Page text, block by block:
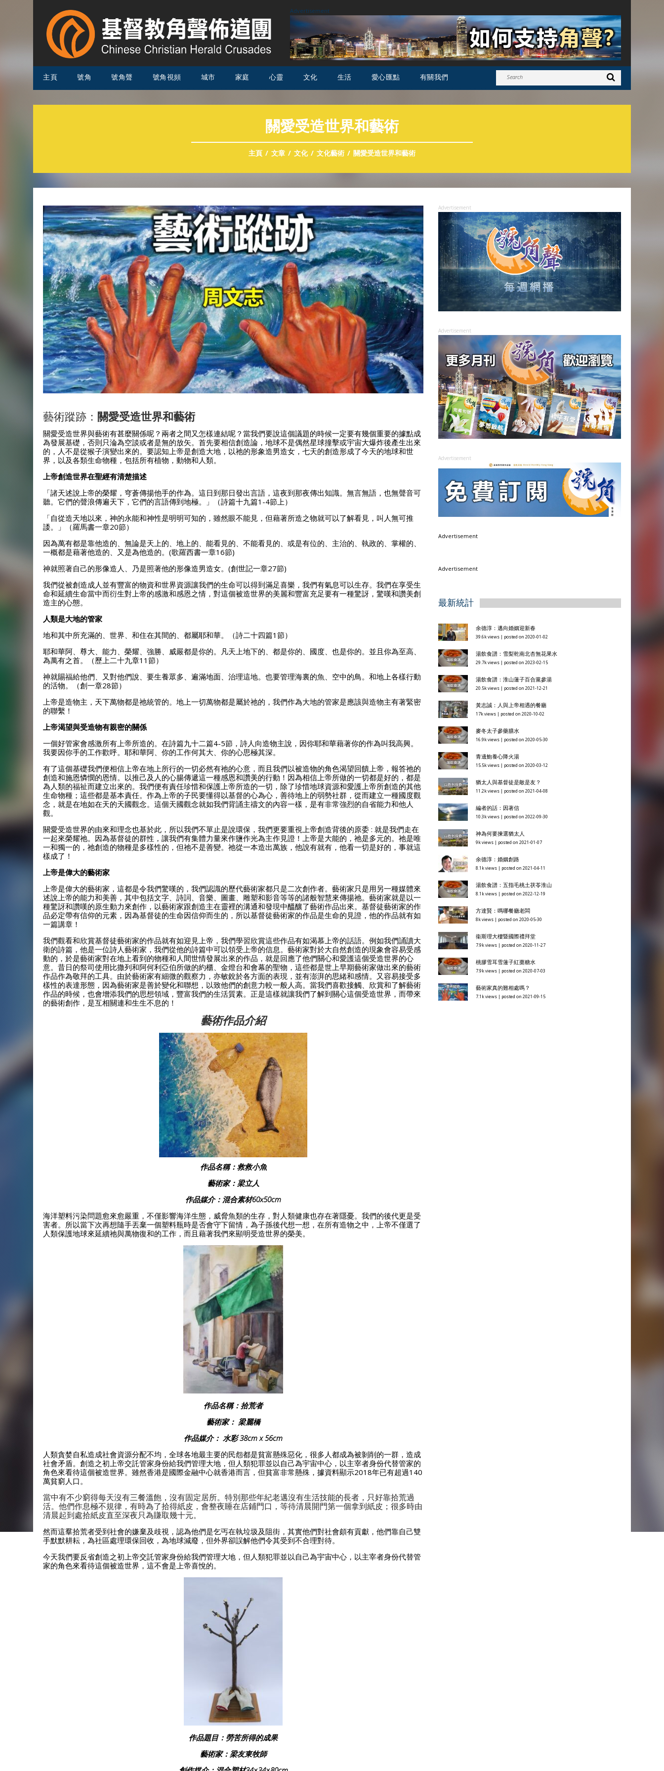
Advertisement
主頁 號角 號角聲 號角視頻 城市 家庭 心靈 文化 生活 愛心匯點 有關我們
關愛受造世界和藝術
主頁 文章 文化 文化藝術 關愛受造世界和藝術
藝術蹤跡： 關愛受造世界和藝術
關愛受造世界與藝術有甚麼關係呢？兩者之間又怎樣連結呢？當我們要說這個議題的時候一定要有幾個重要的據點成
為發展基礎，否則只淪為空談或者是無的放矢。首先要相信創造論，地球不是偶然星球撞擊或宇宙大爆炸後產生出來
的，人不是從猴子演變出來的。要認知上帝是創造大地，以祂的形象造男造女，七天的創造形成了今天的地球和世
界，以及各類生命物種，包括所有植物，動物和人類。
上帝創造世界在聖經有清楚描述
「諸天述說上帝的榮耀，穹蒼傳揚他手的作為。這日到那日發出言語，這夜到那夜傳出知識。無言無語，也無聲音可
聽。它們的聲浪傳遍天下，它們的言語傳到地極。」（詩篇十九篇1-4節上）
「自從造天地以來，神的永能和神性是明明可知的，雖然眼不能見，但藉著所造之物就可以了解看見，叫人無可推
諉。」（羅馬書一章20節）
因為萬有都是靠他造的、無論是天上的、地上的、能看見的、不能看見的、或是有位的、主治的、執政的、掌權的、
一概都是藉著他造的、又是為他造的。(歌羅西書一章16節)
神就照著自己的形像造人、乃是照著他的形像造男造女。(創世記一章27節)
我們從被創造成人並有豐富的物資和世界資源讓我們的生命可以得到滿足喜樂，我們有氣息可以生存。我們在享受生
命和延續生命當中而衍生對上帝的感激和感恩之情，對這個被造世界的美麗和豐富充足要有一種驚訝，驚嘆和讚美創
造主的心態。
人類是大地的管家
地和其中所充滿的、世界、和住在其間的、都屬耶和華。（詩二十四篇1節）
耶和華阿、尊大、能力、榮耀、強勝、威嚴都是你的。凡天上地下的、都是你的、國度、也是你的。並且你為至高、
為萬有之首。（歷上二十九章11節）
神就賜福給他們、又對他們說、要生養眾多、遍滿地面、治理這地。也要管理海裏的魚、空中的鳥。和地上各樣行動
的活物。（創一章28節）
上帝是造物主，天下萬物都是祂統管的。地上一切萬物都是屬於祂的，我們作為大地的管家是應該與造物主有著緊密
的聯繫！
上帝渴望與受造物有親密的關係
一個好管家會感激所有上帝所造的。在詩篇九十二篇4-5節，詩人向造物主說，因你耶和華藉著你的作為叫我高興。
我要因你手的工作歡呼。耶和華阿、你的工作何其大、你的心思極其深。
有了這個基礎我們便相信上帝在地上所行的一切必然有祂的心意，而且我們以被造物的角色渴望回饋上帝，報答祂的
創造和施恩憐憫的恩情。以推己及人的心腸傳遞這一種感恩和讚美的行動！因為相信上帝所做的一切都是好的，都是
為人類的福祉而建立出來的。我們便有責任珍惜和保護上帝所造的一切，除了珍惜地球資源和愛護上帝所創造的其他
生命物種；這些都是基本責任。作為上帝的子民要懂得以基督的心為心，善待地上的弱勢社群，從而建立一種國度觀
念，就是在地如在天的天國觀念。這個天國觀念就如我們背誦主禱文的內容一樣，是有非常強烈的自省能力和他人
觀。
關愛受造世界的由來和理念也基於此，所以我們不單止是說環保，我們更要重視上帝創造背後的原委 : 就是我們走在
一起來榮耀祂。因為基督徒的群性，讓我們有集體力量來作鹽作光為主作見證！上帝是大能的，祂是多元的。祂是唯
一和獨一的，祂創造的物種是多樣性的，但祂不是善變。祂從一本造出萬族，他說有就有，他看一切是好的，事就這
樣成了！
上帝是偉大的藝術家
上帝是偉大的藝術家，這都是令我們驚嘆的，我們認識的歷代藝術家都只是二次創作者。藝術家只是用另一種媒體來
述說上帝的能力和美善，其中包括文字、詩詞、音樂、圖畫、雕塑和影音等等的諸般智慧來傳揚祂。藝術家就是以一
種驚訝和讚嘆的原生動力來創作，以藝術家跟創造主在靈裡的溝通和發現中醞釀了藝術作品出來。基督徒藝術家的作
品必定帶有信仰的元素，因為基督徒的生命因信仰而生的，所以基督徒藝術家的作品是生命的見證，他的作品就有如
一篇講章！
我們觀看和欣賞基督徒藝術家的作品就有如迎見上帝，我們學習欣賞這些作品有如渴慕上帝的話語。例如我們誦讀大
衛的詩篇，他是一位詩人藝術家，我們從他的詩篇中可以領受上帝的信息。藝術家對於大自然創造的現象會容易受感
動的，於是藝術家對在地上看到的物種和人間世情發展出來的作品，就是回應了他們關心和愛護這個受造世界的心
意。昔日的祭司使用比撒列和阿何利亞伯所做的約櫃、金燈台和會幕的聖物，這些都是世上早期藝術家做出來的藝術
作品作為敬拜的工具。由於藝術家有細微的觀察力，亦敏銳於各方面的表現，並有澎湃的思緒和感情。又容易接受多
樣性的表達形態，因為藝術家是善於變化和聯想，以致他們的創意力較一般人高。當我們喜歡接觸、欣賞和了解藝術
作品的時候，也會增添我們的思想領域，豐富我們的生活質素。正是這樣就讓我們了解到關心這個受造世界，而帶來
的藝術創作，是互相關連和生生不息的！
藝術作品介紹
作品名稱：救救小魚
藝術家：梁立人
作品媒介：混合素材60x50cm
海洋塑料污染問題愈來愈嚴重，不僅影響海洋生態，威脅魚類的生存，對人類健康也存在著隱憂。我們的後代更是受
害者。所以當下次再想隨手丟棄一個塑料瓶時是否會守下留情，為子孫後代想一想，在所有造物之中，上帝不僅選了
人類保護地球來延續祂與萬物復和的工作，而且藉著我們來顯明受造世界的榮美。
作品名稱：拾荒者
藝術家： 梁麗橋
作品媒介： 水彩 38cm x 56cm
人類貪婪自私造成社會資源分配不均，全球各地最主要的民怨都是貧富懸殊惡化，很多人都成為被剝削的一群，造成
社會矛盾。創造之初上帝交託管家身份給我們管理大地，但人類犯罪並以自己為宇宙中心，以主宰者身份代替管家的
角色來看待這個被造世界。雖然香港是國際金融中心就香港而言，但貧富非常懸殊，據資料顯示2018年已有超過140
萬貧窮人口。
當中有不少窮得每天沒有三餐溫飽，沒有固定居所。特別那些年紀老邁沒有生活技能的長者，只好靠拾荒過
活。他們作息極不規律，有時為了拾得紙皮，會整夜睡在店鋪門口，等待清晨開門第一個拿到紙皮；很多時由
清晨起到處拾紙皮直至深夜只為賺取幾十元。
然而這羣拾荒者受到社會的嫌棄及歧視，認為他們是乞丐在執垃圾及阻街，其實他們對社會頗有貢獻，他們靠自己雙
手默默耕耘，為社區處理環保回收，為地球減廢，但外界卻誤解他們令其受到不合理對待。
今天我們要反省創造之初上帝交託管家身份給我們管理大地，但人類犯罪並以自己為宇宙中心，以主宰者身份代替管
家的角色來看待這個被造世界，這不會是上帝喜悅的。
作品題目：勞苦所得的成果
藝術家：梁友東牧師
Advertisement
Advertisement
Advertisement
Advertisement
最新統計
39.6k views|posted on 2020-01-02
29.7k views|posted on 2023-02-15
20.5k views |posted on 2021-12-21
17k views|posted on 2020-10-02
16.9k views|posted on 2020-05-30
15.5k views |posted on 2020-03-12
11.2k views|posted on 2021-04-08
10.3k views|posted on 2022-09-30
9k views|posted on 2021-01-07
8.1k views|posted on 2021-04-11